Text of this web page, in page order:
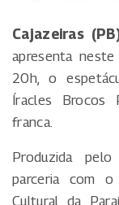
Cajazeiras
apresenta
20h, o
Íracles Brocos
franca.
Produzida
parceria com
Cultural da